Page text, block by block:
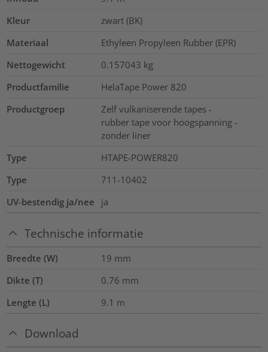
Kleur
zwart (BK)
Materiaal
Ethyleen Propyleen Rubber (EPR)
Nettogewicht
0.157043 kg
Productfamilie
HelaTape Power 820
Productgroep
Zelf vulkaniserende tapes -
rubber tape voor hoogspanning -
zonder liner
Type
HTAPE-POWER820
Type
711-10402
UV-bestendig ja/nee
ja
Technische informatie
Breedte (W) 19 mm
Dikte (T)
0.76 mm
Lengte (L)
9.1 m
Download